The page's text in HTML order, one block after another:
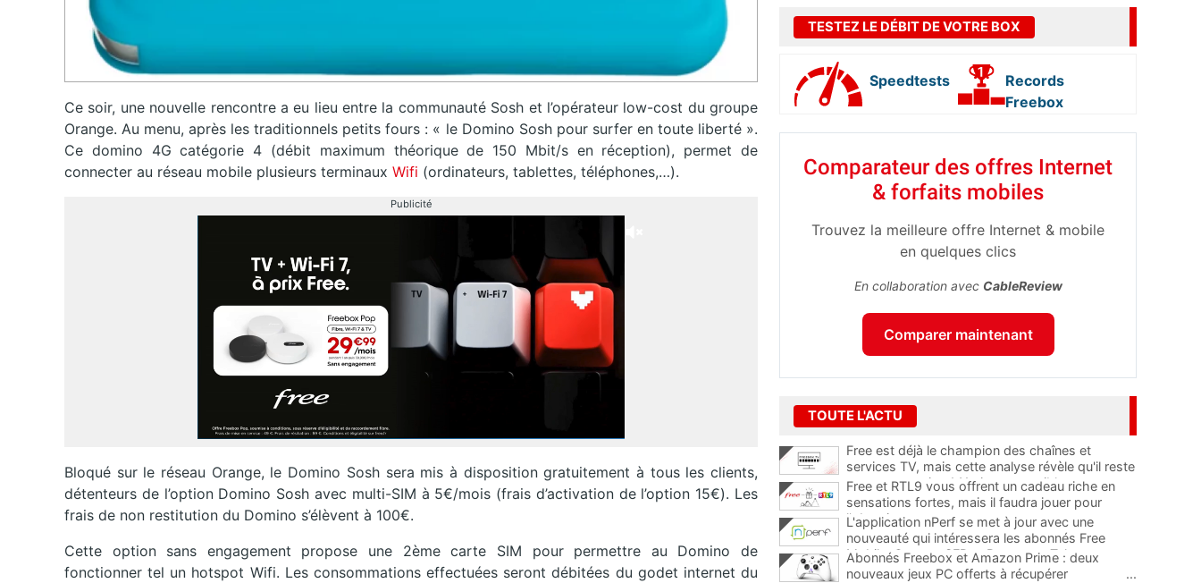
Ce soir, une nouvelle rencontre a eu lieu entre la communauté Sosh et l’opérateur low-cost du groupe
Orange. Au menu, après les traditionnels petits fours : « le Domino Sosh pour surfer en toute liberté ».
Ce domino 4G catégorie 4 (débit maximum théorique de 150 Mbit/s en réception), permet de
connecter au réseau mobile plusieurs terminaux Wifi (ordinateurs, tablettes, téléphones,…).
Publicité
Bloqué sur le réseau Orange, le Domino Sosh sera mis à disposition gratuitement à tous les clients,
détenteurs de l’option Domino Sosh avec multi-SIM à 5€/mois (frais d’activation de l’option 15€). Les
frais de non restitution du Domino s’élèvent à 100€.
Cette option sans engagement propose une 2ème carte SIM pour permettre au Domino de
fonctionner tel un hotspot Wifi. Les consommations effectuées seront débitées du godet internet du
TESTEZ LE DÉBIT DE VOTRE BOX
Speedtests
Records
Freebox
Comparateur des offres Internet
& forfaits mobiles
Trouvez la meilleure offre Internet & mobile
en quelques clics
En collaboration avec CableReview
Comparer maintenant
TOUTE L'ACTU
Free est déjà le champion des chaînes et
services TV, mais cette analyse révèle qu'il reste
encore au moins 141 ajouts possibles
Free et RTL9 vous offrent un cadeau riche en
sensations fortes, mais il faudra jouer pour
l'obtenir
L'application nPerf se met à jour avec une
nouveauté qui intéressera les abonnés Free
Mobile, Orange, SFR et Bouygues Telecom
Abonnés Freebox et Amazon Prime : deux
nouveaux jeux PC offerts à récupérer
...